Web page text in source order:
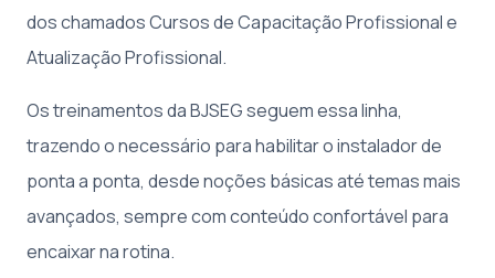
dos chamados Cursos de Capacitação Profissional e
Atualização Profissional.
Os treinamentos da BJSEG seguem essa linha,
trazendo o necessário para habilitar o instalador de
ponta a ponta, desde noções básicas até temas mais
avançados, sempre com conteúdo confortável para
encaixar na rotina.